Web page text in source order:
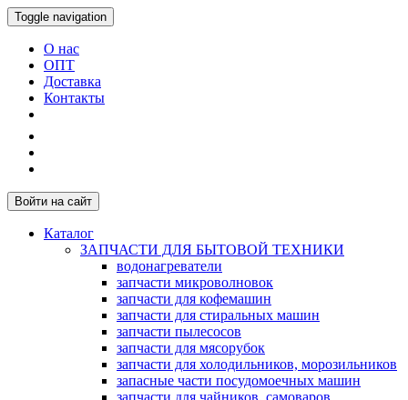
Toggle navigation
О нас
ОПТ
Доставка
Контакты
Войти на сайт
Каталог
ЗАПЧАСТИ ДЛЯ БЫТОВОЙ ТЕХНИКИ
водонагреватели
запчасти микроволновок
запчасти для кофемашин
запчасти для стиральных машин
запчасти пылесосов
запчасти для мясорубок
запчасти для холодильников, морозильников
запасные части посудомоечных машин
запчасти для чайников, самоваров